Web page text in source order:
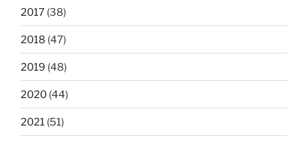
2017 (38)
2018 (47)
2019 (48)
2020 (44)
2021 (51)